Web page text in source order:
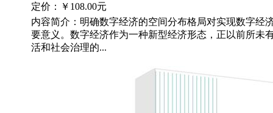
定价：
￥108.00元
内容简介：明确数字经济的空间分布格局对实现数字经
要意义。数字经济作为一种新型经济形态，正以前所未
活和社会治理的...